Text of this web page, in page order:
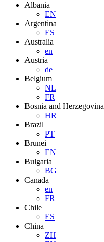
Albania
EN
Argentina
ES
Australia
en
Austria
de
Belgium
NL
FR
Bosnia and Herzegovina
HR
Brazil
PT
Brunei
EN
Bulgaria
BG
Canada
en
FR
Chile
ES
China
ZH